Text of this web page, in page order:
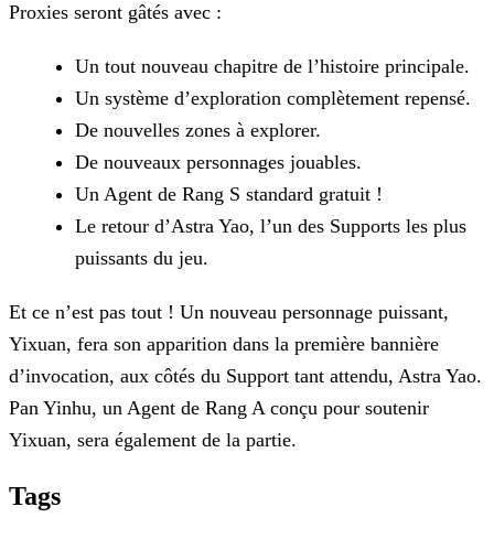
Proxies seront gâtés avec :
Un tout nouveau chapitre de l’histoire principale.
Un système d’exploration complètement repensé.
De nouvelles zones à explorer.
De nouveaux personnages jouables.
Un Agent de Rang S standard gratuit !
Le retour d’Astra Yao, l’un des Supports les plus
puissants du jeu.
Et ce n’est pas tout ! Un nouveau personnage puissant,
Yixuan, fera son apparition dans la première bannière
d’invocation, aux côtés du Support tant attendu, Astra Yao.
Pan Yinhu, un Agent de Rang A conçu pour soutenir
Yixuan, sera également de la partie.
Tags